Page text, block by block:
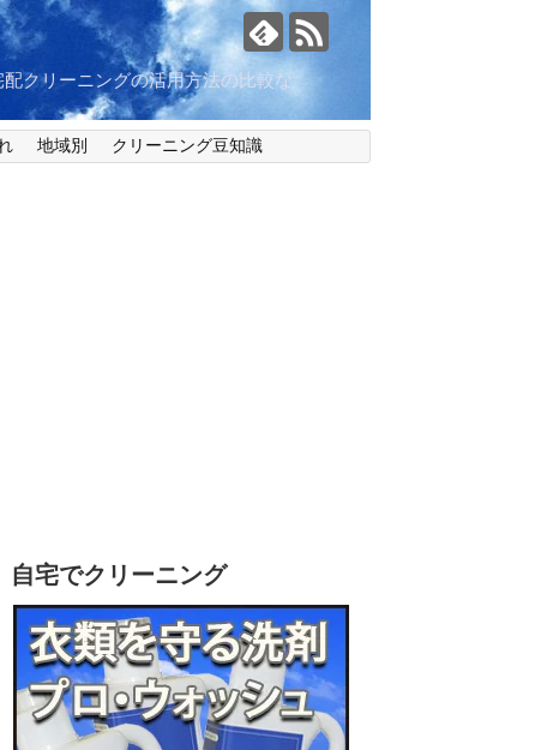
クリーニングの活用方法の比較な
地域別 クリーニング豆知識
自宅でクリーニング